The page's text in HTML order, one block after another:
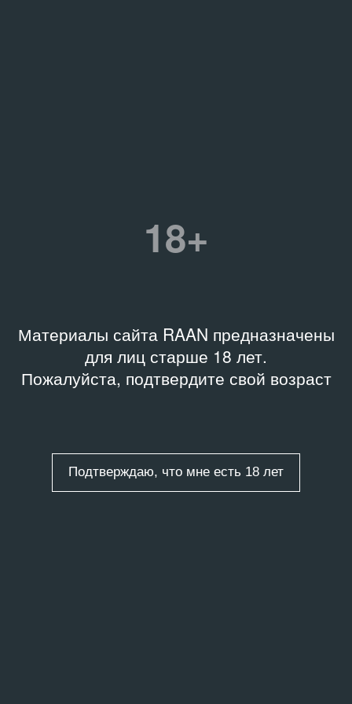
18+
Материалы сайта RAAN предназначены
для лиц старше 18 лет.
Пожалуйста, подтвердите свой возраст
Подтверждаю, что мне есть 18 лет